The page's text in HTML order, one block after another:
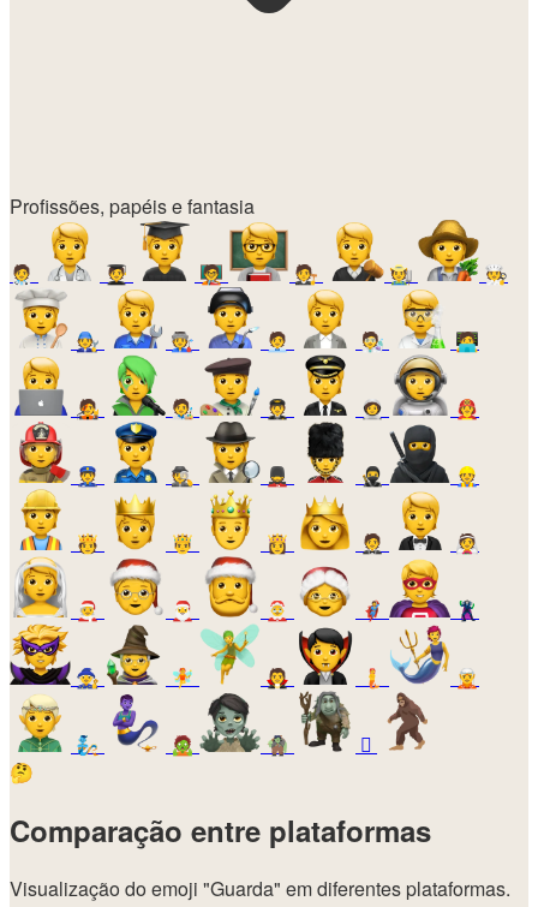
Profissões, papéis e fantasia
🧑‍⚕️ 🧑‍🎓 🧑‍🏫 🧑‍⚖️ 🧑‍🌾 🧑‍🍳
🧑‍🔧 🧑‍🏭 🧑‍💼 🧑‍🔬 🧑‍💻
🧑‍🎤 🧑‍🎨 🧑‍✈️ 🧑‍🚀 🧑‍🚒
👮 🕵️ 💂 🥷 👷
🫅 🤴 👸 🤵 👰
🧑‍🎄 🎅 🤶 🦸 🦹
🧙 🧚 🧛 🧜 🧝
🧞 🧟 🧌
🫈
🤔
Comparação entre plataformas
Visualização do emoji "Guarda" em diferentes plataformas.